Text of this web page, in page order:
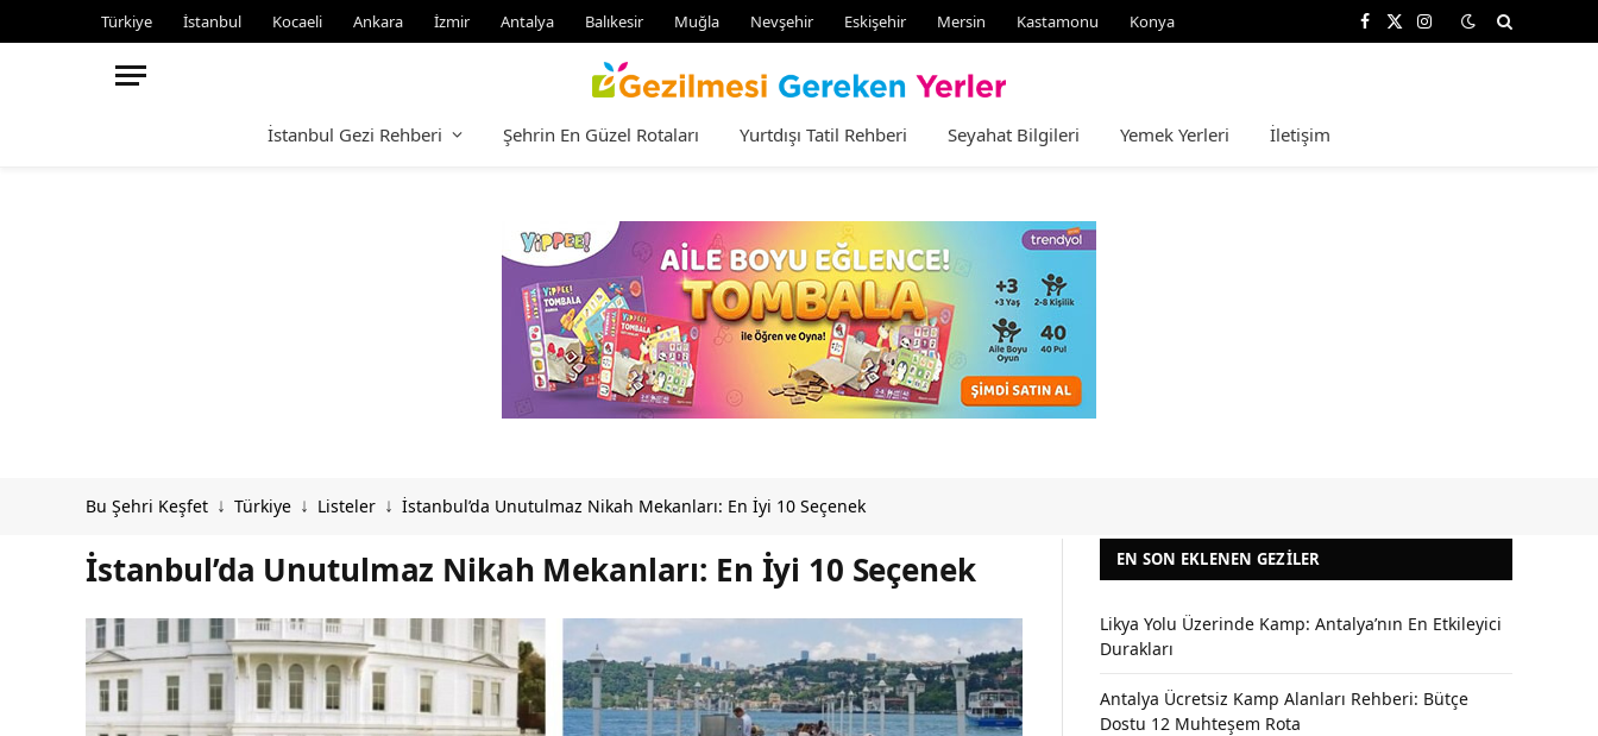
Türkiye İstanbul Kocaeli Ankara İzmir Antalya Balıkesir Muğla Nevşehir Eskişehir Mersin Kastamonu Konya Facebook
X
Instagram
İstanbul Gezi Rehberi Şehrin En Güzel Rotaları Yurtdışı Tatil Rehberi Seyahat Bilgileri Yemek Yerleri İletişim
Bu Şehri Keşfet ↓ Türkiye ↓ Listeler ↓ İstanbul’da Unutulmaz Nikah Mekanları: En İyi 10 Seçenek
İstanbul’da Unutulmaz Nikah Mekanları: En İyi 10 Seçenek EN SON EKLENEN GEZILER
Likya Yolu Üzerinde Kamp: Antalya’nın En Etkileyici
Durakları
Antalya Ücretsiz Kamp Alanları Rehberi: Bütçe
Dostu 12 Muhteşem Rota